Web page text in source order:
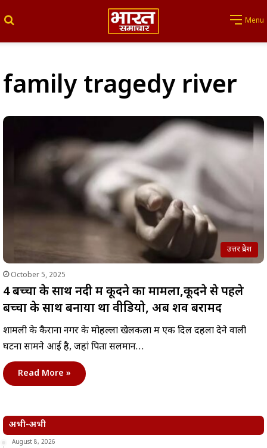
Menu
family tragedy river
उत्तर प्रदेश
October 5, 2025
4 बच्चों के साथ नदी में कूदने का मामला,कूदने से पहले
बच्चों के साथ बनाया था वीडियो, अब शव बरामद
शामली के कैराना नगर के मोहल्ला खेलकला में एक दिल दहला देने वाली
घटना सामने आई है, जहां पिता सलमान…
Read More »
अभी-अभी
August 8, 2026